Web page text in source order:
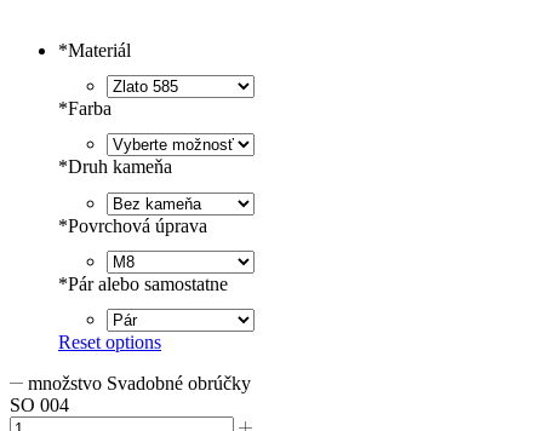
*Materiál
*Farba
*Druh kameňa
*Povrchová úprava
*Pár alebo samostatne
Reset options
množstvo Svadobné obrúčky
SO 004